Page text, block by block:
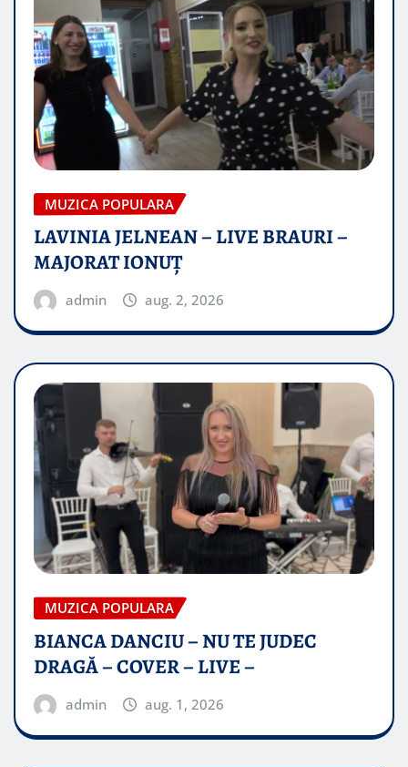
MUZICA POPULARA
LAVINIA JELNEAN – LIVE BRAURI –
MAJORAT IONUŢ
admin aug. 2, 2026
MUZICA POPULARA
BIANCA DANCIU – NU TE JUDEC
DRAGĂ – COVER – LIVE –
admin aug. 1, 2026